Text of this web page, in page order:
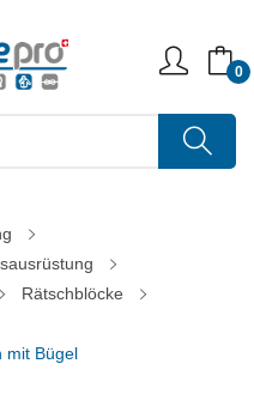
0
Rätschblöcke
mit Bügel